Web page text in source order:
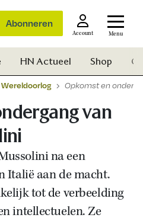
Abonneren
Account Menu
HN Actueel Shop
Opkomst en
van
na een
Italië aan de macht.
tot de verbeelding
intellectuelen. Ze